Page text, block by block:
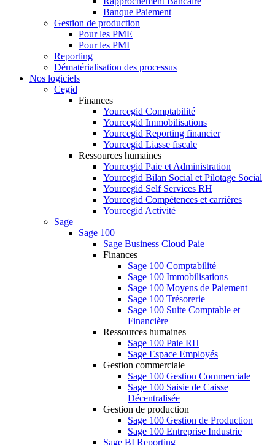
Banque Paiement
Gestion de production
Pour les PME
Pour les PMI
Reporting
Dématérialisation des processus
Nos logiciels
Cegid
Finances
Yourcegid Comptabilité
Yourcegid Immobilisations
Yourcegid Reporting financier
Yourcegid Liasse fiscale
Ressources humaines
Yourcegid Paie et Administration
Yourcegid Bilan Social et Pilotage Social
Yourcegid Self Services RH
Yourcegid Compétences et carrières
Yourcegid Activité
Sage
Sage 100
Sage Business Cloud Paie
Finances
Sage 100 Comptabilité
Sage 100 Immobilisations
Sage 100 Moyens de Paiement
Sage 100 Trésorerie
Sage 100 Suite Comptable et
Financière
Ressources humaines
Sage 100 Paie RH
Sage Espace Employés
Gestion commerciale
Sage 100 Gestion Commerciale
Sage 100 Saisie de Caisse
Décentralisée
Gestion de production
Sage 100 Gestion de Production
Sage 100 Entreprise Industrie
Sage BI Reporting